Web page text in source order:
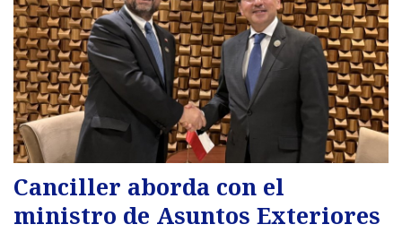
Canciller aborda con el
ministro de Asuntos Exteriores